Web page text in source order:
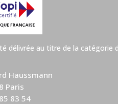
délivrée au titre de la catégorie
Haussmann
Paris
83 54